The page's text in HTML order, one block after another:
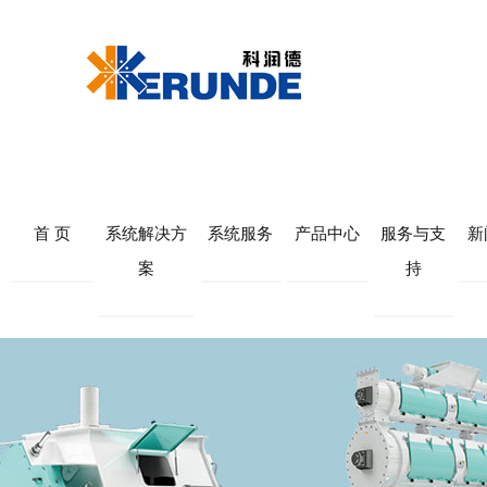
首 页
系统解决方
案
系统服务 产品中心
服务与支
持